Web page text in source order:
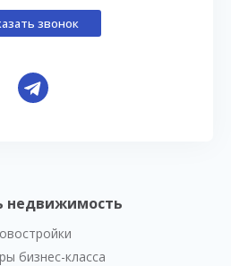
недвижимость
бизнес-класса
звонок